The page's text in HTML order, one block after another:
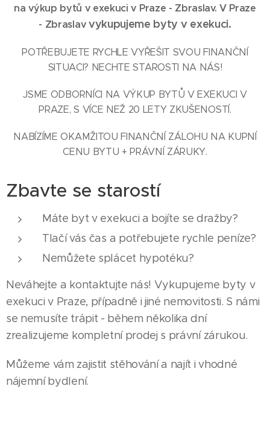
na výkup bytů v exekuci v Praze - Zbraslav. V Praze
- Zbraslav vykupujeme byty v exekuci.
POTŘEBUJETE RYCHLE VYŘEŠIT SVOU FINANČNÍ
SITUACI? NECHTE STAROSTI NA NÁS!
JSME ODBORNÍCI NA VÝKUP BYTŮ V EXEKUCI V
PRAZE, S VÍCE NEŽ 20 LETY ZKUŠENOSTÍ.
NABÍZÍME OKAMŽITOU FINANČNÍ ZÁLOHU NA KUPNÍ
CENU BYTU + PRÁVNÍ ZÁRUKY.
Zbavte se starostí
Máte byt v exekuci a bojíte se dražby?
Tlačí vás čas a potřebujete rychle peníze?
Nemůžete splácet hypotéku?
Neváhejte a kontaktujte nás! Vykupujeme byty v
exekuci v Praze, případně i jiné nemovitosti. S námi
se nemusíte trápit - během několika dní
zrealizujeme kompletní prodej s právní zárukou.
Můžeme vám zajistit stěhování a najít i vhodné
nájemní bydlení.